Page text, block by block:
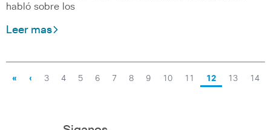
habló sobre los
Leer mas
« ‹ 3 4 5 6 7 8 9 10 11 12 13 14